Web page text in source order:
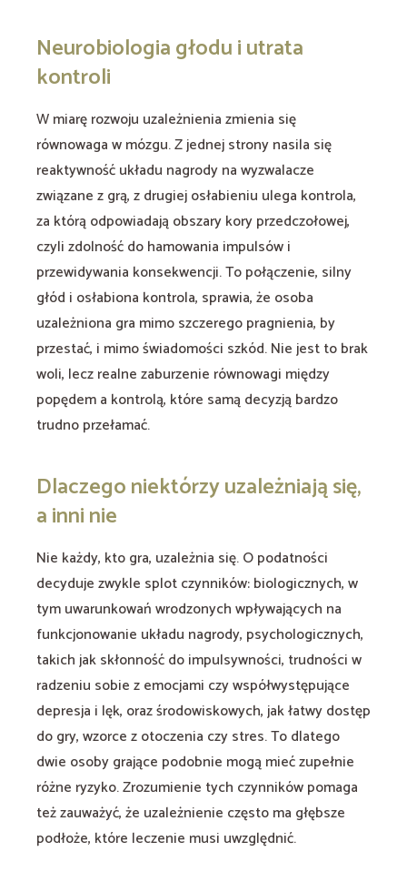
Neurobiologia głodu i utrata
kontroli
W miarę rozwoju uzależnienia zmienia się
równowaga w mózgu. Z jednej strony nasila się
reaktywność układu nagrody na wyzwalacze
związane z grą, z drugiej osłabieniu ulega kontrola,
za którą odpowiadają obszary kory przedczołowej,
czyli zdolność do hamowania impulsów i
przewidywania konsekwencji. To połączenie, silny
głód i osłabiona kontrola, sprawia, że osoba
uzależniona gra mimo szczerego pragnienia, by
przestać, i mimo świadomości szkód. Nie jest to brak
woli, lecz realne zaburzenie równowagi między
popędem a kontrolą, które samą decyzją bardzo
trudno przełamać.
Dlaczego niektórzy uzależniają się,
a inni nie
Nie każdy, kto gra, uzależnia się. O podatności
decyduje zwykle splot czynników: biologicznych, w
tym uwarunkowań wrodzonych wpływających na
funkcjonowanie układu nagrody, psychologicznych,
takich jak skłonność do impulsywności, trudności w
radzeniu sobie z emocjami czy współwystępujące
depresja i lęk, oraz środowiskowych, jak łatwy dostęp
do gry, wzorce z otoczenia czy stres. To dlatego
dwie osoby grające podobnie mogą mieć zupełnie
różne ryzyko. Zrozumienie tych czynników pomaga
też zauważyć, że uzależnienie często ma głębsze
podłoże, które leczenie musi uwzględnić.